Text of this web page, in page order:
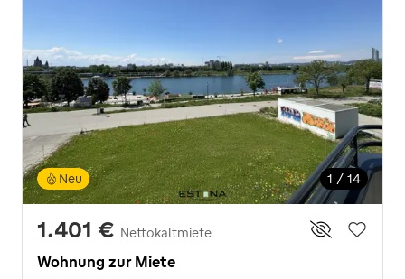
1 / 14
Neu
1.401 € Nettokaltmiete
Wohnung zur Miete